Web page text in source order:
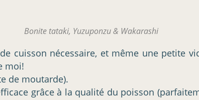
Bonite tataki, Yuzuponzu & Wakarashi
cuisson nécessaire, et même une petite
moi!
de moutarde).
grâce à la qualité du poisson